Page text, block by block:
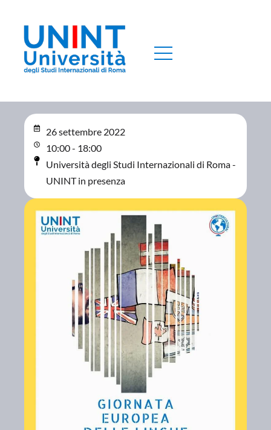
26 settembre 2022
10:00 - 18:00
Università degli Studi Internazionali di Roma -
UNINT in presenza